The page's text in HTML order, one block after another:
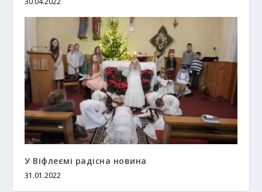
У Віфлеємі радісна новина
31.01.2022